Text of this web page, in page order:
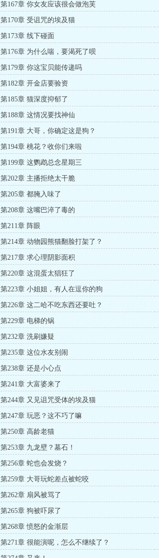
第167章 你女友应该很会做泡芙
第170章 受诅咒的埃及猫
第173章 线下碰面
第176章 为什么喘，要渴死了呗
第179章 你这宝贝能传递吗
第182章 开金店要验资
第185章 猫深度抑郁了
第188章 这情况要找神仙
第191章 大哥，你确定这是狗？
第194章 桃花？收你们来啦
第199章 这鹦鹉总念星期三
第202章 主播拒绝太干脆
第205章 都腌入味了
第208章 这嘴巴淬了毒的
第211章 阵眼
第214章 动物园熊猫翻脸打架了？
第217章 求心理阴影面积
第220章 这混蛋太猖狂了
第223章 小姐姐，有人在逗你的狗
第226章 这二哈不吃东西还要吐？
第229章 电梯的锅
第232章 洗刷嫌疑
第235章 这位水友别闹
第238章 还是小心点
第241章 大富婆来了
第244章 又见诅咒受体的埃及猫
第247章 玩恶？这不巧了嘛
第250章 高龄老猫
第253章 九龙壁？墓石！
第256章 蛇也会发烧？
第259章 大哥玩蛇差点被蛇咬
第262章 扇风被骂了
第265章 狗被吓尿了
第268章 愤怒的金渐层
第271章 很能演呢，怎么不继续了？